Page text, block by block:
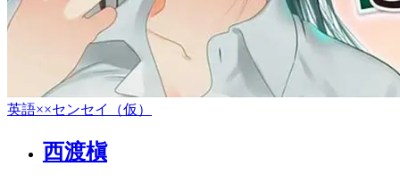
英語××センセイ（仮）
西渡槇